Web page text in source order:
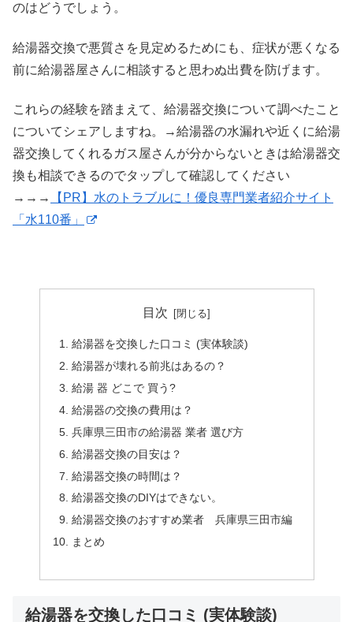
のはどうでしょう。
給湯器交換で悪質さを見定めるためにも、症状が悪くなる
前に給湯器屋さんに相談すると思わぬ出費を防げます。
これらの経験を踏まえて、給湯器交換について調べたこと
についてシェアしますね。→給湯器の水漏れや近くに給湯
器交換してくれるガス屋さんが分からないときは給湯器交
換も相談できるのでタップして確認してください
→→→
【PR】水のトラブルに！優良専門業者紹介サイト
「水110番」
目次
給湯器を交換した口コミ (実体験談)
給湯器が壊れる前兆はあるの？
給湯 器 どこで 買う?
給湯器の交換の費用は？
兵庫県三田市の給湯器 業者 選び方
給湯器交換の目安は？
給湯器交換の時間は？
給湯器交換のDIYはできない。
給湯器交換のおすすめ業者 兵庫県三田市編
まとめ
給湯器を交換した口コミ (実体験談)